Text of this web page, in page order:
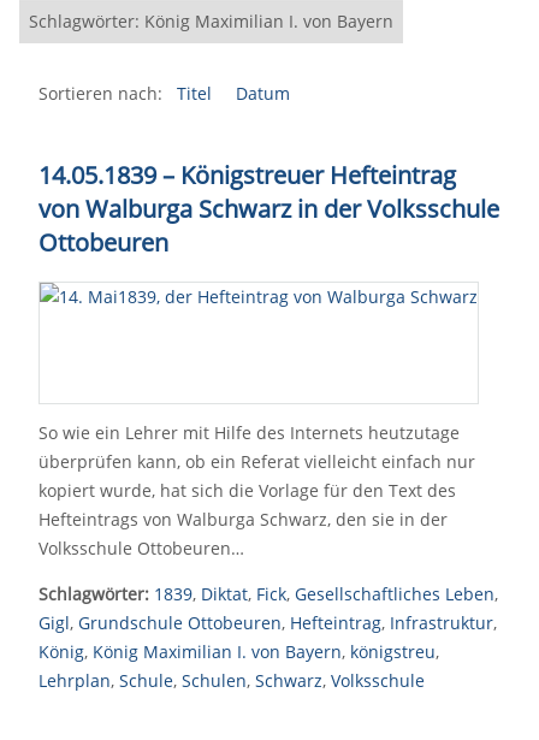
Schlagwörter: König Maximilian I. von Bayern
Sortieren nach: Titel Datum
14.05.1839 – Königstreuer Hefteintrag
von Walburga Schwarz in der Volksschule
Ottobeuren
So wie ein Lehrer mit Hilfe des Internets heutzutage
überprüfen kann, ob ein Referat vielleicht einfach nur
kopiert wurde, hat sich die Vorlage für den Text des
Hefteintrags von Walburga Schwarz, den sie in der
Volksschule Ottobeuren…
Schlagwörter: 1839, Diktat, Fick, Gesellschaftliches Leben,
Gigl, Grundschule Ottobeuren, Hefteintrag, Infrastruktur,
König, König Maximilian I. von Bayern, königstreu,
Lehrplan, Schule, Schulen, Schwarz, Volksschule